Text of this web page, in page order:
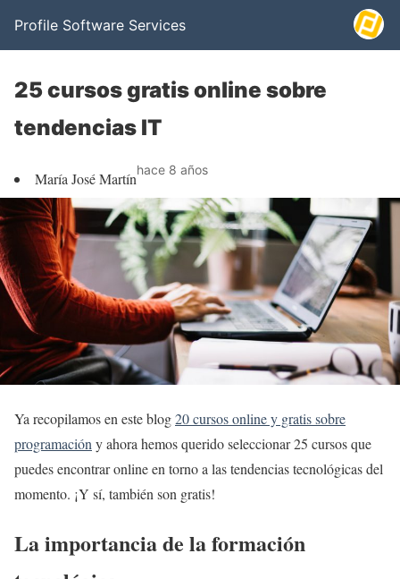
Profile Software Services
25 cursos gratis online sobre
tendencias IT
María José Martínhace 8 años
Ya recopilamos en este blog20 cursos online y gratis sobre
programación y ahora hemos querido seleccionar 25 cursos que
puedes encontrar online en torno a las tendencias tecnológicas del
momento. ¡Y sí, también son gratis!
La importancia de la formación